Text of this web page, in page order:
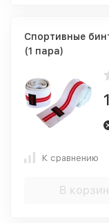
Спортивные
(1 пара)
К сравнению
В